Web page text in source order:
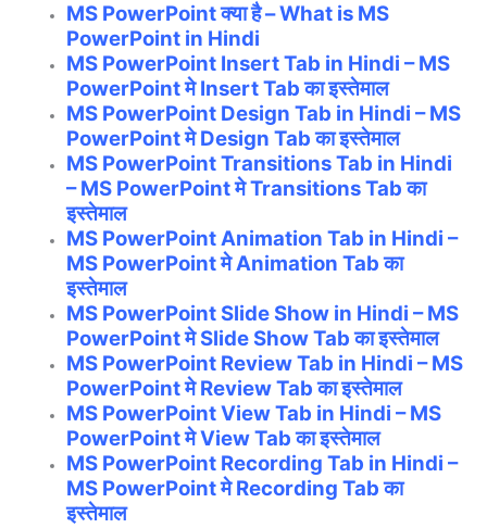
MS PowerPoint क्या है – What is MS
PowerPoint in Hindi
MS PowerPoint Insert Tab in Hindi – MS
PowerPoint मे Insert Tab का इस्तेमाल
MS PowerPoint Design Tab in Hindi – MS
PowerPoint मे Design Tab का इस्तेमाल
MS PowerPoint Transitions Tab in Hindi
– MS PowerPoint मे Transitions Tab का
इस्तेमाल
MS PowerPoint Animation Tab in Hindi –
MS PowerPoint मे Animation Tab का
इस्तेमाल
MS PowerPoint Slide Show in Hindi – MS
PowerPoint मे Slide Show Tab का इस्तेमाल
MS PowerPoint Review Tab in Hindi – MS
PowerPoint मे Review Tab का इस्तेमाल
MS PowerPoint View Tab in Hindi – MS
PowerPoint मे View Tab का इस्तेमाल
MS PowerPoint Recording Tab in Hindi –
MS PowerPoint मे Recording Tab का
इस्तेमाल